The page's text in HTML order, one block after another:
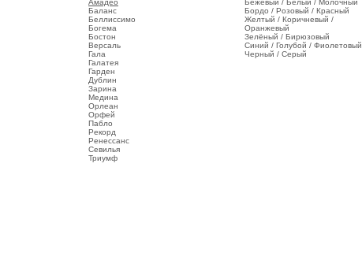
Амадео
Баланс
Беллиссимо
Богема
Бостон
Версаль
Гала
Галатея
Гарден
Дублин
Зарина
Медина
Орлеан
Орфей
Пабло
Рекорд
Ренессанс
Севилья
Триумф
Бежевый / Белый / Молочный
Бордо / Розовый / Красный
Желтый / Коричневый /
Оранжевый
Зелёный / Бирюзовый
Синий / Голубой / Фиолетовый
Черный / Серый